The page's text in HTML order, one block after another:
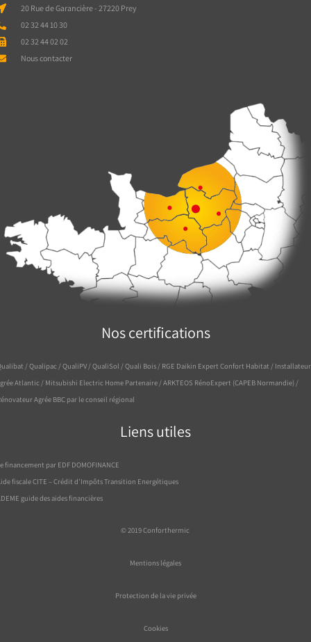
20 Rue de Garancière - 27220 Prey
02 32 44 10 30
02 32 44 02 02
Nous contacter
Nos certifications
/ Qualipac / QualiPV / QualiSol / Quali Bois / RGE Daikin Expert Confort Habitat / Installateur
Atlantic / Mitsubishi Electric Home Partenaire / ARKTEOS RénoExpert (CAPEB Normandie) /
Agrée BBC par le conseil régional
Liens utiles
financement par EDF DOMOFINANCE
fiscale CITE – Crédit d’Impôts Transition Energétiques
guide des aides financières
© 2019Conforthermic
Mentions légales
Protection de la vie privée
Cookies